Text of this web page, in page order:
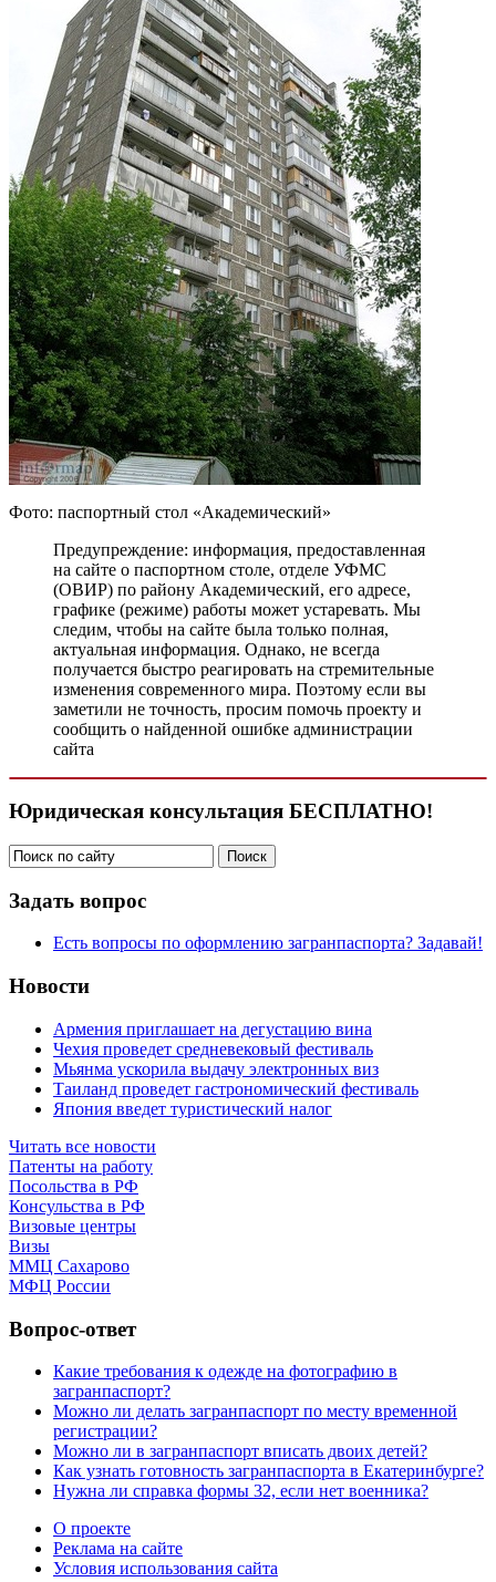
Фото: паспортный стол «Академический»
Предупреждение: информация, предоставленная
на сайте о паспортном столе, отделе УФМС
(ОВИР) по району Академический, его адресе,
графике (режиме) работы может устаревать. Мы
следим, чтобы на сайте была только полная,
актуальная информация. Однако, не всегда
получается быстро реагировать на стремительные
изменения современного мира. Поэтому если вы
заметили не точность, просим помочь проекту и
сообщить о найденной ошибке администрации
сайта
Юридическая консультация БЕСПЛАТНО!
Задать вопрос
Есть вопросы по оформлению загранпаспорта? Задавай!
Новости
Армения приглашает на дегустацию вина
Чехия проведет средневековый фестиваль
Мьянма ускорила выдачу электронных виз
Таиланд проведет гастрономический фестиваль
Япония введет туристический налог
Читать все новости
Патенты на работу
Посольства в РФ
Консульства в РФ
Визовые центры
Визы
ММЦ Сахарово
МФЦ России
Вопрос-ответ
Какие требования к одежде на фотографию в
загранпаспорт?
Можно ли делать загранпаспорт по месту временной
регистрации?
Можно ли в загранпаспорт вписать двоих детей?
Как узнать готовность загранпаспорта в Екатеринбурге?
Нужна ли справка формы 32, если нет военника?
О проекте
Реклама на сайте
Условия использования сайта